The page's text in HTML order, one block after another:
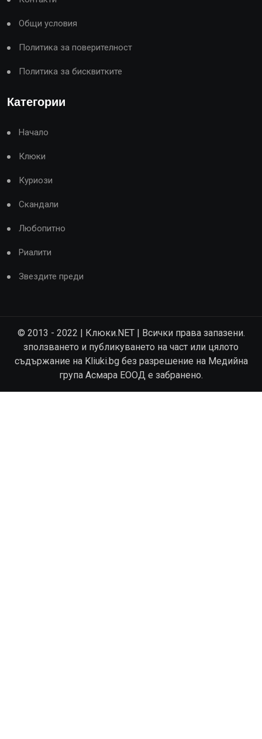
Общи условия
Политика за поверителност
Политика за бисквитките
Категории
Начало
Клюки
Куриози
Скандали
Любопитно
Риалити
Звездите преди
© 2013 - 2022 | Клюки.NET | Всички права запазени.
зползването и публикуването на част или цялото
съдържание на Kliuki.bg без разрешение на Медийна
група Асмара ЕООД е забранено.